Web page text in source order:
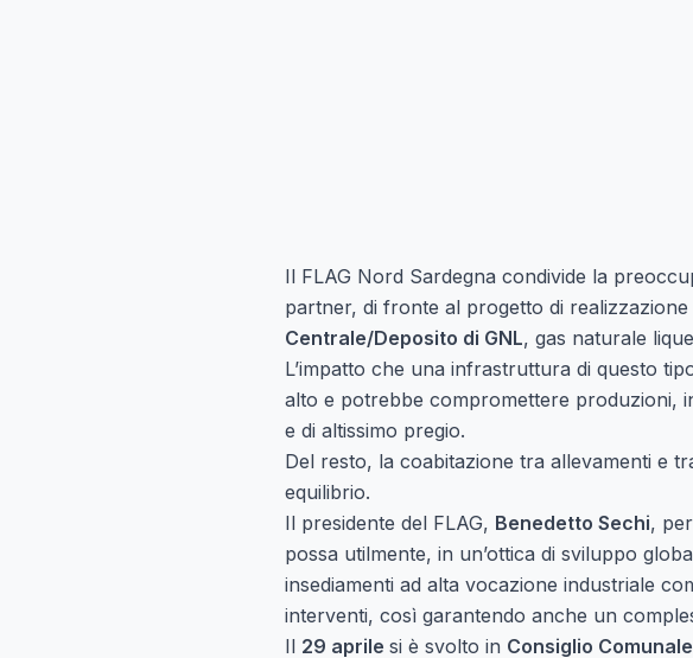
Il FLAG Nord Sardegna condivide la
partner, di fronte al progetto di
Centrale/Deposito di GNL, gas naturale
L’impatto che una infrastruttura di questo
alto e potrebbe compromettere produzioni,
e di altissimo pregio.
Del resto, la coabitazione tra allevamenti e
equilibrio.
Il presidente del FLAG, Benedetto Sechi,
possa utilmente, in un’ottica di sviluppo
insediamenti ad alta vocazione industriale
interventi, così garantendo anche un
Il 29 aprile si è svolto in Consiglio Comunale